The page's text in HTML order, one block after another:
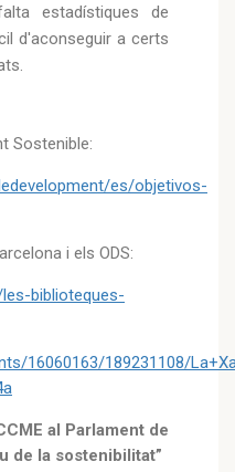
estadístiques de
d'aconseguir a certs
Sostenible:
es/objetivos-
i els ODS:
biblioteques-
16060163/189231108/
al Parlament de
de la sostenibilitat”